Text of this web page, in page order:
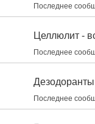
Последнее
Целлюлит -
Последнее
Дезодоранты
Последнее